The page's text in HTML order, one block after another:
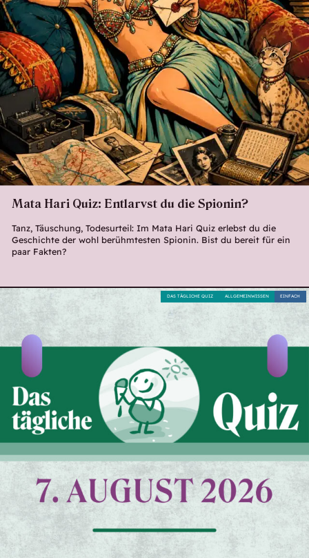
Mata Hari Quiz: Entlarvst du die Spionin?
Tanz, Täuschung, Todesurteil: Im Mata Hari Quiz erlebst du die
Geschichte der wohl berühmtesten Spionin. Bist du bereit für ein
paar Fakten?
EINFACH
ALLGEMEINWISSEN
DAS TÄGLICHE QUIZ